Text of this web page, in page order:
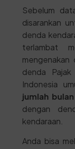
Sebelum
disarankan
denda
terlambat
mengenakan
denda
Indonesia
jumlah
dengan
kendaraan.
Anda bisa